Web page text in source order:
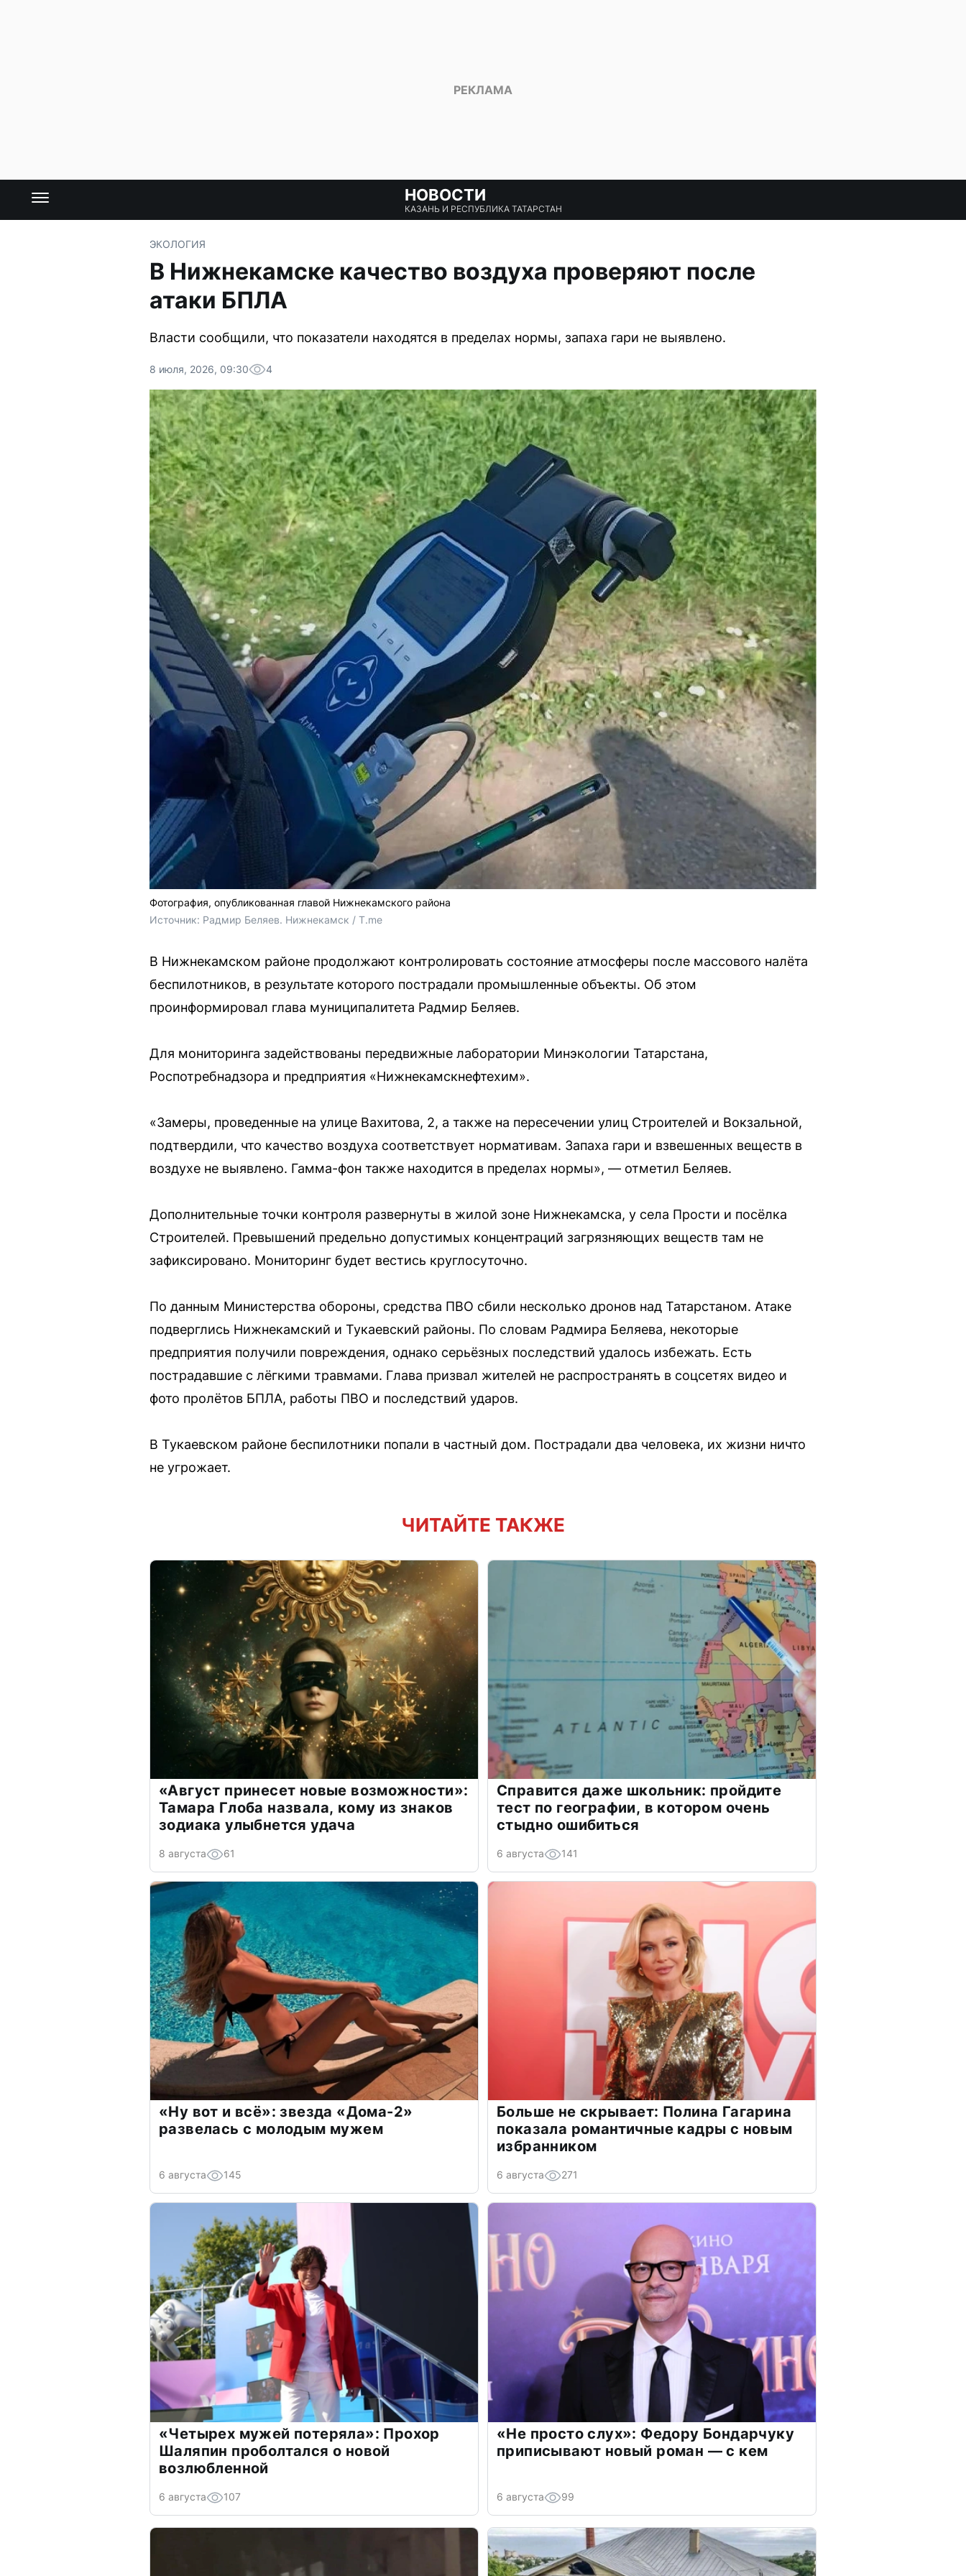
НОВОСТИ
КАЗАНЬ И РЕСПУБЛИКА ТАТАРСТАН
ЭКОЛОГИЯ
В Нижнекамске качество воздуха проверяют после
атаки БПЛА
Власти сообщили, что показатели находятся в пределах нормы, запаха гари не выявлено.
8 июля, 2026, 09:30 4
Фотография, опубликованная главой Нижнекамского района
Источник: Радмир Беляев. Нижнекамск / T.me
В Нижнекамском районе продолжают контролировать состояние атмосферы после массового налёта
беспилотников, в результате которого пострадали промышленные объекты. Об этом
проинформировал глава муниципалитета Радмир Беляев.
Для мониторинга задействованы передвижные лаборатории Минэкологии Татарстана,
Роспотребнадзора и предприятия «Нижнекамскнефтехим».
«Замеры, проведенные на улице Вахитова, 2, а также на пересечении улиц Строителей и Вокзальной,
подтвердили, что качество воздуха соответствует нормативам. Запаха гари и взвешенных веществ в
воздухе не выявлено. Гамма-фон также находится в пределах нормы», — отметил Беляев.
Дополнительные точки контроля развернуты в жилой зоне Нижнекамска, у села Прости и посёлка
Строителей. Превышений предельно допустимых концентраций загрязняющих веществ там не
зафиксировано. Мониторинг будет вестись круглосуточно.
По данным Министерства обороны, средства ПВО сбили несколько дронов над Татарстаном. Атаке
подверглись Нижнекамский и Тукаевский районы. По словам Радмира Беляева, некоторые
предприятия получили повреждения, однако серьёзных последствий удалось избежать. Есть
пострадавшие с лёгкими травмами. Глава призвал жителей не распространять в соцсетях видео и
фото пролётов БПЛА, работы ПВО и последствий ударов.
В Тукаевском районе беспилотники попали в частный дом. Пострадали два человека, их жизни ничто
не угрожает.
ЧИТАЙТЕ ТАКЖЕ
«Август принесет новые возможности»:
Тамара Глоба назвала, кому из знаков
зодиака улыбнется удача
8 августа 61
Справится даже школьник: пройдите
тест по географии, в котором очень
стыдно ошибиться
6 августа 141
«Ну вот и всё»: звезда «Дома-2»
развелась с молодым мужем
6 августа 145
Больше не скрывает: Полина Гагарина
показала романтичные кадры с новым
избранником
6 августа 271
«Четырех мужей потеряла»: Прохор
Шаляпин проболтался о новой
возлюбленной
6 августа 107
«Не просто слух»: Федору Бондарчуку
приписывают новый роман — с кем
6 августа 99